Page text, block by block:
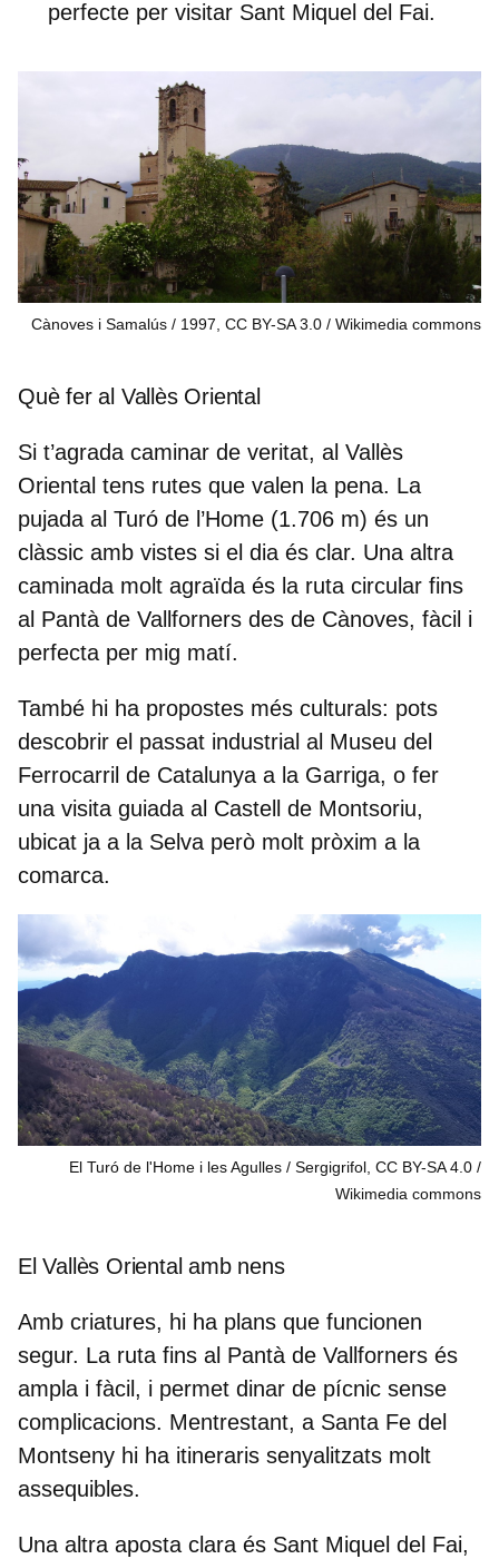
perfecte per visitar Sant Miquel del Fai.
Cànoves i Samalús / 1997, CC BY-SA 3.0 Wikimedia commons
Què fer al Vallès Oriental
Si t’agrada caminar de veritat, al Vallès
Oriental tens rutes que valen la pena. La
pujada al Turó de l’Home (1.706 m) és un
clàssic amb vistes si el dia és clar. Una altra
caminada molt agraïda és la ruta circular fins
al Pantà de Vallforners des de Cànoves, fàcil i
perfecta per mig matí.
També hi ha propostes més culturals: pots
descobrir el passat industrial al Museu del
Ferrocarril de Catalunya a la Garriga, o fer
una visita guiada al Castell de Montsoriu,
ubicat ja a la Selva però molt pròxim a la
comarca.
El Turó de l'Home i les Agulles / Sergigrifol, CC BY-SA 4.0
Wikimedia commons
El Vallès Oriental amb nens
Amb criatures, hi ha plans que funcionen
segur. La ruta fins al Pantà de Vallforners és
ampla i fàcil, i permet dinar de pícnic sense
complicacions. Mentrestant, a Santa Fe del
Montseny hi ha itineraris senyalitzats molt
assequibles.
Una altra aposta clara és Sant Miquel del Fai,